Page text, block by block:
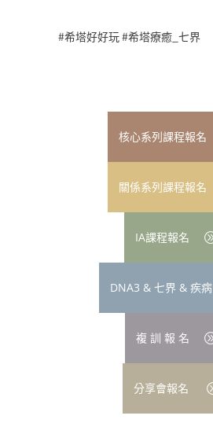
#希塔好好玩 #希塔療癒_七界
核心系列課程報名
關係系列課程報名
IA課程報名
DNA3 & 七界 & 疾病
複 訓 報 名
分享會報名